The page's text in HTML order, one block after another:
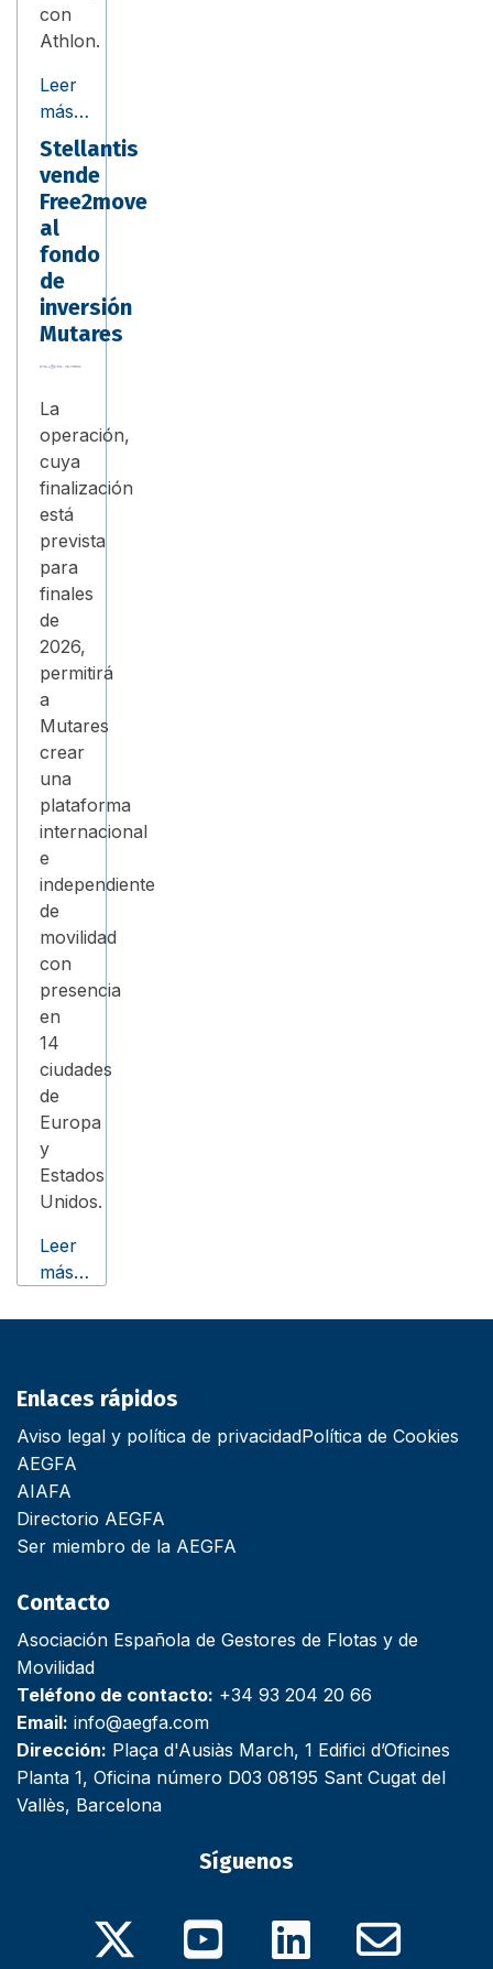
con
Athlon.
Leer
más…
Stellantis
vende
Free2move
al
fondo
de
inversión
Mutares
La
operación,
cuya
finalización
está
prevista
para
finales
de
2026,
permitirá
a
Mutares
crear
una
plataforma
internacional
e
independiente
de
movilidad
con
presencia
en
14
ciudades
de
Europa
y
Estados
Unidos.
Leer
más…
Enlaces rápidos
Aviso legal y política de privacidadPolítica de Cookies
AEGFA
AIAFA
Directorio AEGFA
Ser miembro de la AEGFA
Contacto
Asociación Española de Gestores de Flotas y de
Movilidad
Teléfono de contacto: +34 93 204 20 66
Email: info@aegfa.com
Dirección: Plaça d'Ausiàs March, 1 Edifici d’Oficines
Planta 1, Oficina número D03 08195 Sant Cugat del
Vallès, Barcelona
Síguenos